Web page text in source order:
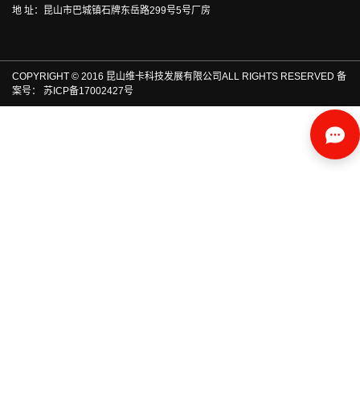
地 址：昆山市巴城镇石牌东岳路299号5号厂房
COPYRIGHT © 2016 昆山维卡科技发展有限公司ALL RIGHTS RESERVED 备
案号： 苏ICP备17002427号